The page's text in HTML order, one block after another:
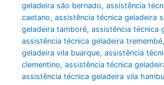
geladeira são bernado, assistência
caetano, assistência técnica geladeira
geladeira tamboré, assistência técnica
assistência técnica geladeira tremembé,
geladeira vila buarque, assistência
clementino, assistência técnica
assistência técnica geladeira vila